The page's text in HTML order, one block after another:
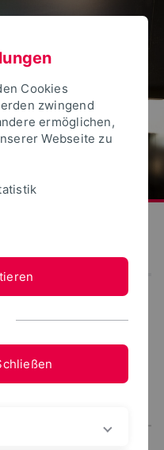
Medien
Cookies
zwingend
ermöglichen,
Webseite zu